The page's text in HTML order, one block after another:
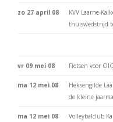
zo 27 april 08
KVV Laarne-
thuiswedstrijd
vr 09 mei 08 Fietsen voor
ma 12 mei 08
Heksengilde
de kleine
ma 12 mei 08
Volleybalclub